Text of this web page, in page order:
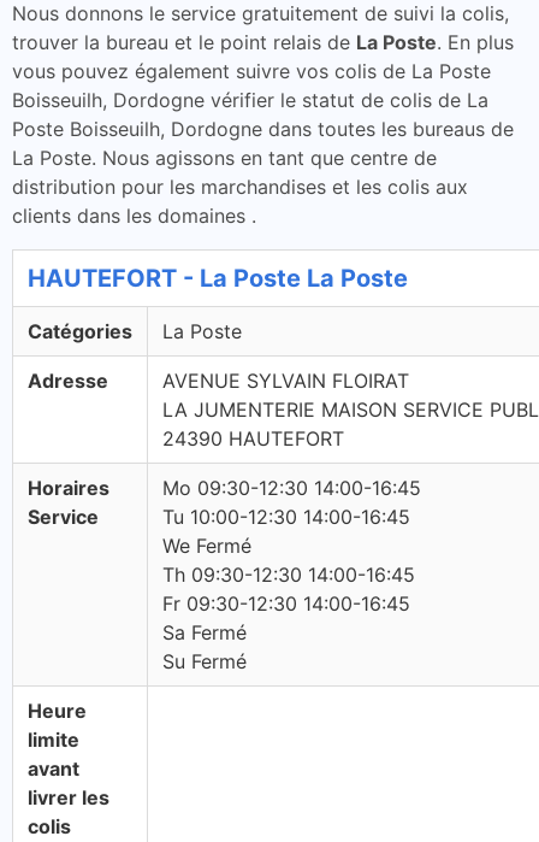
Nous donnons le service gratuitement de suivi la colis,
trouver la bureau et le point relais de La Poste. En plus
vous pouvez également suivre vos colis de La Poste
Boisseuilh, Dordogne vérifier le statut de colis de La
Poste Boisseuilh, Dordogne dans toutes les bureaus de
La Poste. Nous agissons en tant que centre de
distribution pour les marchandises et les colis aux
clients dans les domaines .
HAUTEFORT - La Poste La Poste
Catégories La Poste
Adresse
AVENUE SYLVAIN FLOIRAT
LA JUMENTERIE MAISON SERVICE
24390 HAUTEFORT
Horaires
Service
Mo 09:30-12:30 14:00-16:45
Tu 10:00-12:30 14:00-16:45
We Fermé
Th 09:30-12:30 14:00-16:45
Fr 09:30-12:30 14:00-16:45
Sa Fermé
Su Fermé
Heure
limite
avant
livrer les
colis